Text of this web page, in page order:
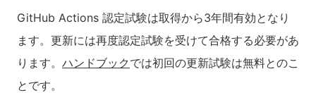
GitHub Actions 認定試験は取得から3年間有効となり
ます。更新には再度認定試験を受けて合格する必要があ
ります。 ハンドブック では初回の更新試験は無料とのこ
とです。